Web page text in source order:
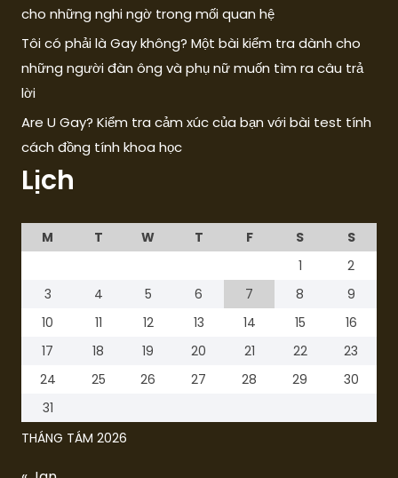
cho những nghi ngờ trong mối quan hệ
Tôi có phải là Gay không? Một bài kiểm tra dành cho
những người đàn ông và phụ nữ muốn tìm ra câu trả
lời
Are U Gay? Kiểm tra cảm xúc của bạn với bài test tính
cách đồng tính khoa học
Lịch
THÁNG TÁM 2026
M T W T F S
S
1
2
3
4 5 6 7 8
9
10
11 12 13 14 15
16
17
18 19 20 21 22
23
24
25 26 27 28 29
30
31